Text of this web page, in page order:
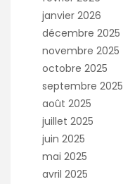
janvier 2026
décembre 2025
novembre 2025
octobre 2025
septembre 2025
août 2025
juillet 2025
juin 2025
mai 2025
avril 2025